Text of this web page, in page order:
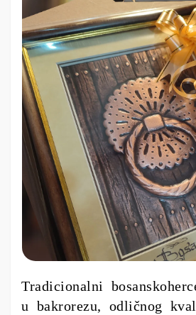
Tradicionalni
u bakrorezu, odličnog